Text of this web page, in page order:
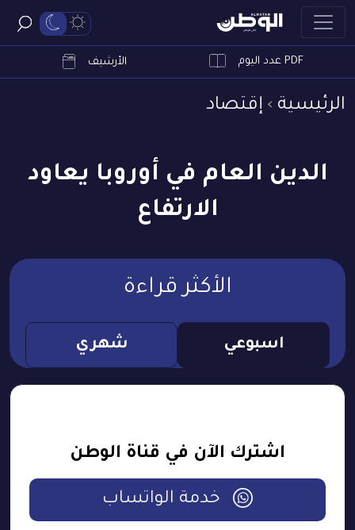
PDF عدد اليوم الأرشيف
الرئيسية إقتصاد
الدين العام في أوروبا يعاود
الارتفاع
الأكثر قراءة
اسبوعي شهري
اشترك الآن في قناة الوطن
خدمة الواتساب